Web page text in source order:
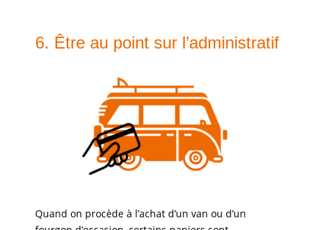
6. Être au point sur l’administratif
Quand on procède à l’achat d’un van ou d’un